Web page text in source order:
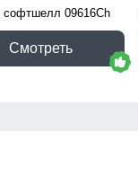
софтшелл 09616Ch
Смотреть